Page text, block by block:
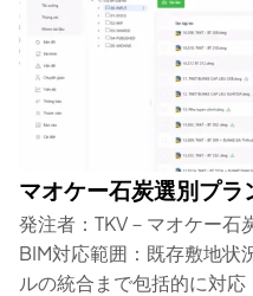
マオケー石炭選別プラ
発注者：TKV－マオケー石
BIM対応範囲：既存敷地状
ルの統合まで包括的に対応